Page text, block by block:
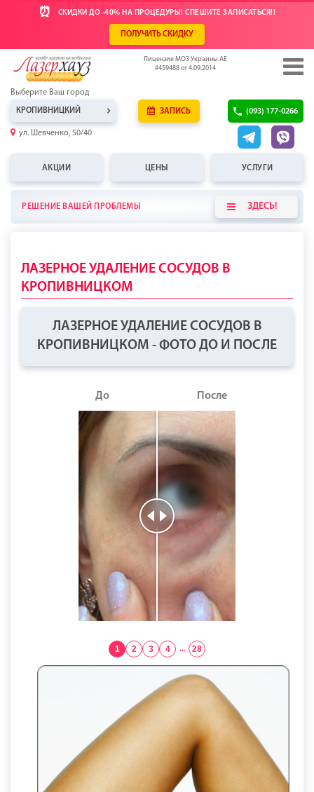
⏰ СКИДКИ ДО -40% НА ПРОЦЕДУРЫ! СПЕШИТЕ ​​ЗАПИСАТЬСЯ!!
ПОЛУЧИТЬ СКИДКУ
Лицензия МОЗ Украины АЕ
#459488 от 4.09.2014
Выберите Ваш город
КРОПИВНИЦКИЙ
ул. Шевченко, 50/40
ЗАПИСЬ (093) 177-0266
АКЦИИ ЦЕНЫ УСЛУГИ
РЕШЕНИЕ ВАШЕЙ ПРОБЛЕМЫ ЗДЕСЬ!
ЛАЗЕРНОЕ УДАЛЕНИЕ СОСУДОВ В
КРОПИВНИЦКОМ
ЛАЗЕРНОЕ УДАЛЕНИЕ СОСУДОВ В
КРОПИВНИЦКОМ - ФОТО ДО И ПОСЛЕ
До После
1 2 3 4 ... 28